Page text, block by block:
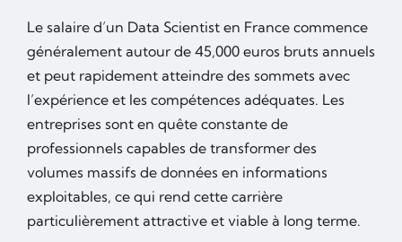
Le salaire d’un Data Scientist en France commence
généralement autour de 45,000 euros bruts annuels
et peut rapidement atteindre des sommets avec
l’expérience et les compétences adéquates. Les
entreprises sont en quête constante de
professionnels capables de transformer des
volumes massifs de données en informations
exploitables, ce qui rend cette carrière
particulièrement attractive et viable à long terme.